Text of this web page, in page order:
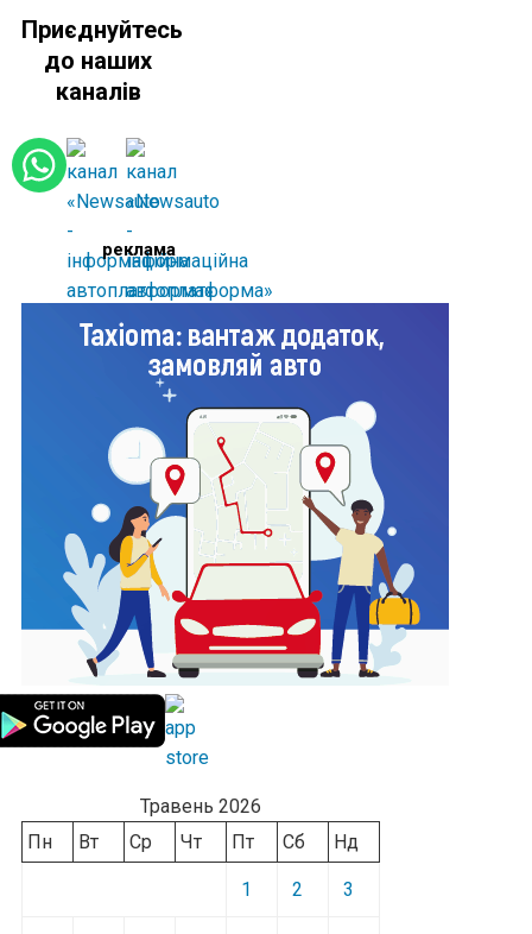
Приєднуйтесь
до наших
каналів
реклама
Травень 2026
Пн
Вт Ср Чт Пт Сб Нд
1 2 3